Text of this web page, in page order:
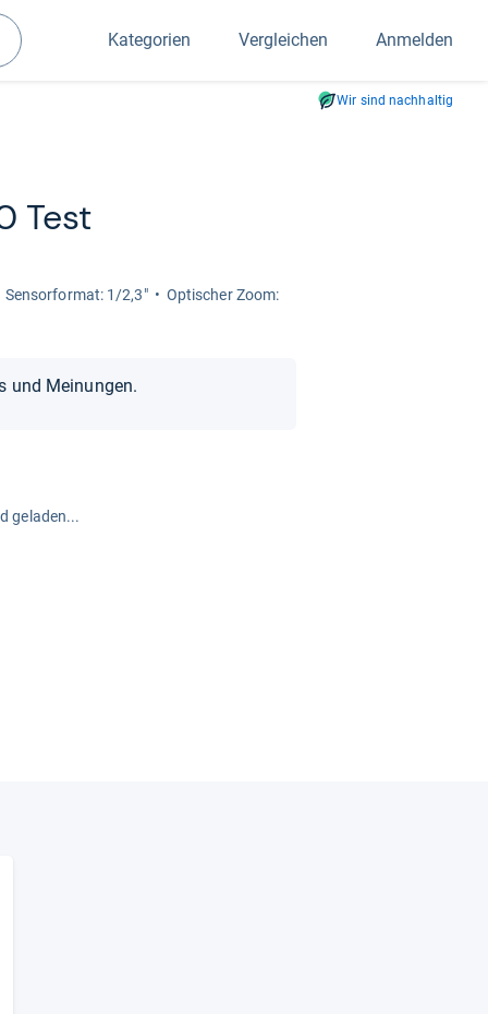
Suchen
Kategorien Vergleichen Anmelden
Wir sind nachhaltig
Test
Sen­sor­for­mat: 1/2,3"
Opti­scher Zoom:
und Meinungen.
geladen...